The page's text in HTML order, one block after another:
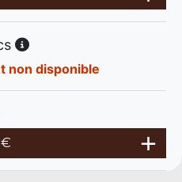
non disponible
€